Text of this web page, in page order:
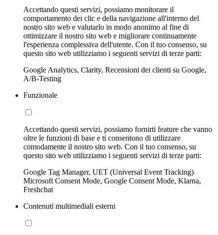
Accettando questi servizi, possiamo monitorare il
comportamento dei clic e della navigazione all'interno del
nostro sito web e valutarlo in modo anonimo al fine di
ottimizzare il nostro sito web e migliorare continuamente
l'esperienza complessiva dell'utente. Con il tuo consenso, su
questo sito web utilizziamo i seguenti servizi di terze parti:
Google Analytics, Clarity, Recensioni dei clienti su Google,
A/B-Testing
Funzionale
Accettando questi servizi, possiamo fornirti feature che vanno
oltre le funzioni di base e ti consentono di utilizzare
comodamente il nostro sito web. Con il tuo consenso, su
questo sito web utilizziamo i seguenti servizi di terze parti:
Google Tag Manager, UET (Universal Event Tracking)
Microsoft Consent Mode, Google Consent Mode, Klarna,
Freshchat
Contenuti multimediali esterni